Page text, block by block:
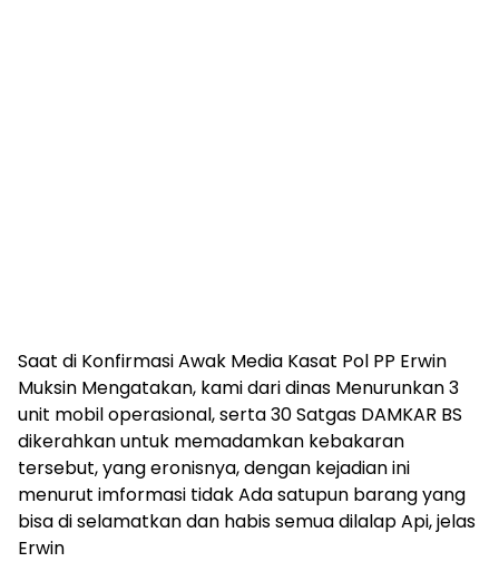
Saat di Konfirmasi Awak Media Kasat Pol PP Erwin
Muksin Mengatakan, kami dari dinas Menurunkan 3
unit mobil operasional, serta 30 Satgas DAMKAR BS
dikerahkan untuk memadamkan kebakaran
tersebut, yang eronisnya, dengan kejadian ini
menurut imformasi tidak Ada satupun barang yang
bisa di selamatkan dan habis semua dilalap Api, jelas
Erwin